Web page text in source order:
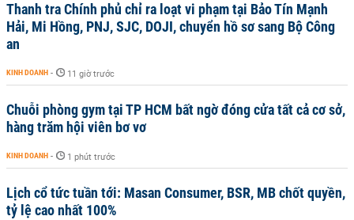
Thanh tra Chính phủ chỉ ra loạt vi phạm tại Bảo Tín Mạnh
Hải, Mi Hồng, PNJ, SJC, DOJI, chuyển hồ sơ sang Bộ Công
an
KINH DOANH - 11 giờ trước
Chuỗi phòng gym tại TP HCM bất ngờ đóng cửa tất cả cơ sở,
hàng trăm hội viên bơ vơ
KINH DOANH - 1 phút trước
Lịch cổ tức tuần tới: Masan Consumer, BSR, MB chốt quyền,
tỷ lệ cao nhất 100%